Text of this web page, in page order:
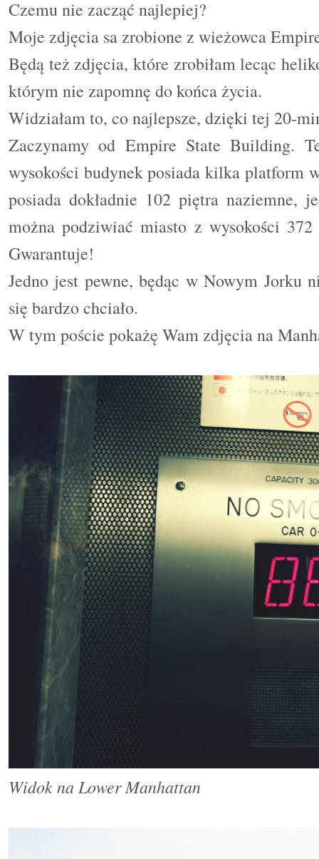
Czemu nie zacząć najlepiej?
Moje zdjęcia sa zrobione z wieżowca
Będą też zdjęcia, które zrobiłam lecąc
którym nie zapomnę do końca życia.
Widziałam to, co najlepsze, dzięki tej 20-
Zaczynamy od Empire State Building.
wysokości budynek posiada kilka platform
posiada dokładnie 102 piętra naziemne,
można podziwiać miasto z wysokości
Gwarantuje!
Jedno jest pewne, będąc w Nowym Jorku
się bardzo chciało.
W tym poście pokażę Wam zdjęcia na
Widok na Lower Manhattan